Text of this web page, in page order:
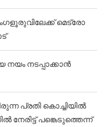
മെട്രോ
നടപ്പാക്കാൻ
പ്രതി കൊച്ചിയിൽ
പങ്കെടുത്തെന്ന്